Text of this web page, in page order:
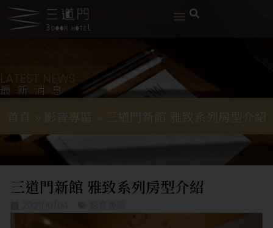
LATEST NEWS
最新消息
首頁 » 影音專區 » 三道門新館 雅致系列房型介紹
三道門新館 雅致系列房型介紹